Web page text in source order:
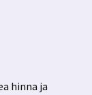
hinna ja